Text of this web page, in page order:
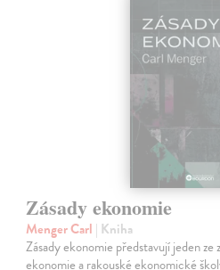
Zásady ekonomie
Menger Carl | Kniha
Zásady ekonomie představují jeden
ekonomie a rakouské ekonomické